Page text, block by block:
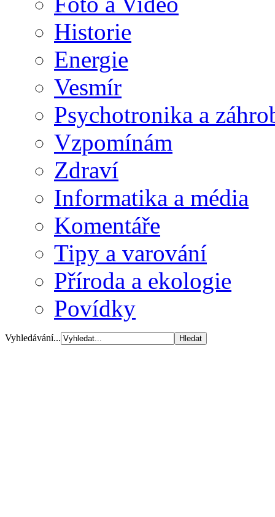
Historie
Energie
Vesmír
Psychotronika a
Vzpomínám
Zdraví
Informatika a média
Komentáře
Tipy a varování
Příroda a ekologie
Povídky
Vyhledávání...